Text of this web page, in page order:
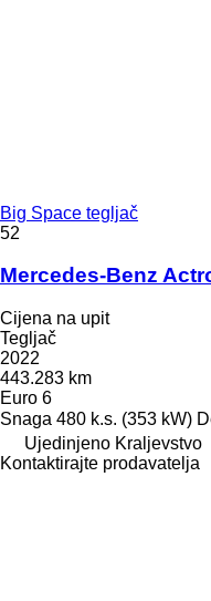
Big Space tegljač
52
Mercedes-Benz
Cijena na upit
Tegljač
2022
443.283 km
Euro 6
Snaga 480 k.s. (353 kW)
Ujedinjeno Kraljevstvo
Kontaktirajte prodavatelja